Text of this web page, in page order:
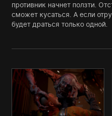
противник начнет ползти.
сможет кусаться. А если
будет драться только одной.